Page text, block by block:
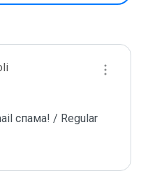
спама! / Regular